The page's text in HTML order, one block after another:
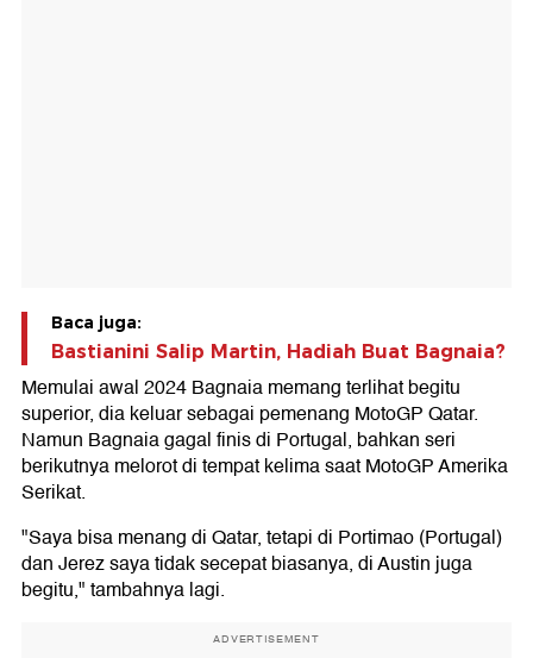
Baca juga:
Bastianini Salip Martin, Hadiah Buat Bagnaia?
Memulai awal 2024 Bagnaia memang terlihat begitu
superior, dia keluar sebagai pemenang MotoGP Qatar.
Namun Bagnaia gagal finis di Portugal, bahkan seri
berikutnya melorot di tempat kelima saat MotoGP Amerika
Serikat.
"Saya bisa menang di Qatar, tetapi di Portimao (Portugal)
dan Jerez saya tidak secepat biasanya, di Austin juga
begitu," tambahnya lagi.
ADVERTISEMENT